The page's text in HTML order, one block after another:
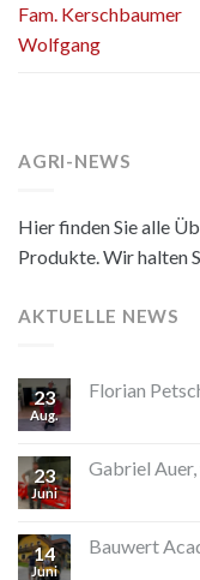
Fam. Kerschbaumer
Wolfgang
AGRI-NEWS
Hier finden Sie alle
Produkte. Wir halten
AKTUELLE NEWS
23
Aug.
Florian
23
Juni
Gabriel
14
Juni
Bauwert